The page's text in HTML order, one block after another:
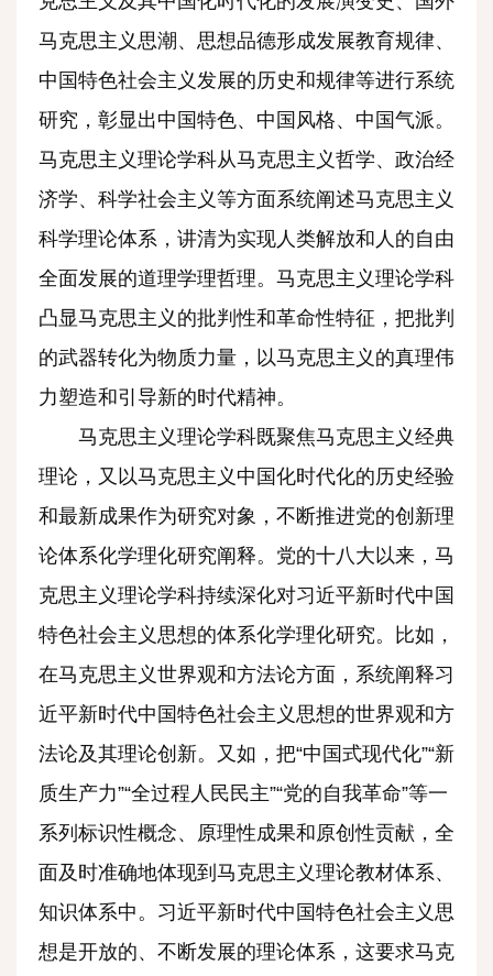
马克思主义思潮、思想品德形成发展教育规律、
中国特色社会主义发展的历史和规律等进行系统
研究，彰显出中国特色、中国风格、中国气派。
马克思主义理论学科从马克思主义哲学、政治经
济学、科学社会主义等方面系统阐述马克思主义
科学理论体系，讲清为实现人类解放和人的自由
全面发展的道理学理哲理。马克思主义理论学科
凸显马克思主义的批判性和革命性特征，把批判
的武器转化为物质力量，以马克思主义的真理伟
力塑造和引导新的时代精神。
马克思主义理论学科既聚焦马克思主义经典
理论，又以马克思主义中国化时代化的历史经验
和最新成果作为研究对象，不断推进党的创新理
论体系化学理化研究阐释。党的十八大以来，马
克思主义理论学科持续深化对习近平新时代中国
特色社会主义思想的体系化学理化研究。比如，
在马克思主义世界观和方法论方面，系统阐释习
近平新时代中国特色社会主义思想的世界观和方
法论及其理论创新。又如，把“中国式现代化”“新
质生产力”“全过程人民民主”“党的自我革命”等一
系列标识性概念、原理性成果和原创性贡献，全
面及时准确地体现到马克思主义理论教材体系、
知识体系中。习近平新时代中国特色社会主义思
想是开放的、不断发展的理论体系，这要求马克